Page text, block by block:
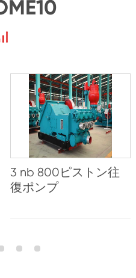
3 nb 800ピストン往
復ポンプ